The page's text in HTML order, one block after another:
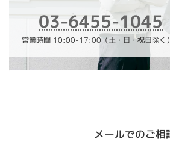
03-6455-1045
営業時間 10:00-17:00（土・日・祝日除く）
メールでのご相